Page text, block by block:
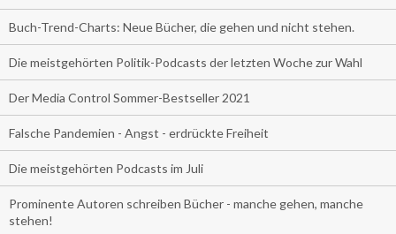
Buch-Trend-Charts: Neue Bücher, die gehen und nicht stehen.
Die meistgehörten Politik-Podcasts der letzten Woche zur Wahl
Der Media Control Sommer-Bestseller 2021
Falsche Pandemien - Angst - erdrückte Freiheit
Die meistgehörten Podcasts im Juli
Prominente Autoren schreiben Bücher - manche gehen, manche
stehen!